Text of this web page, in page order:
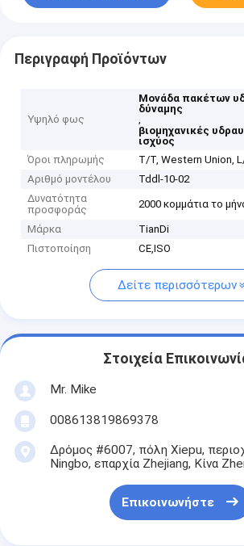
Περιγραφή Προϊόντων
Υψηλό φως
Μονάδα πακέτων
δύναμης
,
βιομηχανικές
ισχύος
Όροι πληρωμής
T/T, Western Union,
Αριθμό μοντέλου
Tddl-10-02
Δυνατότητα
προσφοράς
2000 κομμάτια το
Μάρκα
TianDi
Πιστοποίηση
CE,ISO
Δείτε περισσότερων
Στοιχεία
Mr. Mike
008613819869378
Δρόμος #6007, πόλη Xiepu,
Ningbo, επαρχία Zhejiang, Κίνα
Επικοινωνήστε